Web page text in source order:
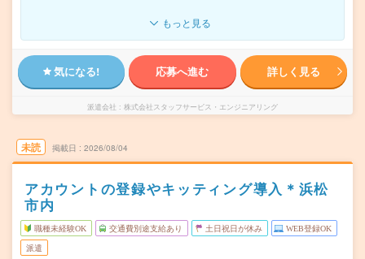
もっと見る
気になる! 応募へ進む 詳しく見る
派遣会社 株式会社スタッフサービス・エンジニアリング
未読 掲載日 2026/08/04
アカウントの登録やキッティング導入＊浜松
市内
職種未経験OK 交通費別途支給あり 土日祝日が休み WEB登録OK
派遣